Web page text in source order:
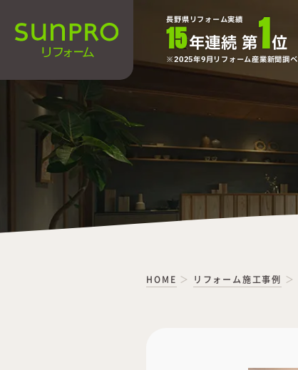
長野県リフォーム実績
15年連続 第1位
2025年9月リフォーム産業新聞調べ
HOME リフォーム施工事例